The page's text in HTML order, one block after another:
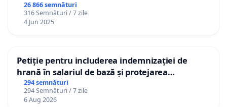
26 866 semnături
316 Semnături / 7 zile
4 Jun 2025
Petiție pentru includerea indemnizației de
hrană în salariul de bază și protejarea
gradațiilor de vechime pentru asistenții
personali
294 semnături
294 Semnături / 7 zile
6 Aug 2026